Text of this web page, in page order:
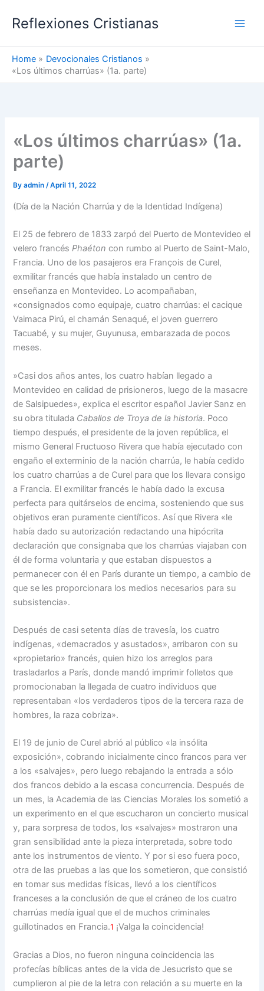
Reflexiones Cristianas
Home
Devocionales Cristianos
«Los últimos charrúas» (1a. parte)
«Los últimos charrúas» (1a.
parte)
Byadmin/April 11, 2022
(Día de la Nación Charrúa y de la Identidad Indígena)
El 25 de febrero de 1833 zarpó del Puerto de Montevideo el
velero francésPhaéton con rumbo al Puerto de Saint-Malo,
Francia. Uno de los pasajeros era François de Curel,
exmilitar francés que había instalado un centro de
enseñanza en Montevideo. Lo acompañaban,
«consignados como equipaje, cuatro charrúas: el cacique
Vaimaca Pirú, el chamán Senaqué, el joven guerrero
Tacuabé, y su mujer, Guyunusa, embarazada de pocos
meses.
»Casi dos años antes, los cuatro habían llegado a
Montevideo en calidad de prisioneros, luego de la masacre
de Salsipuedes», explica el escritor español Javier Sanz en
su obra titulada Caballos de Troya de la historia. Poco
tiempo después, el presidente de la joven república, el
mismo General Fructuoso Rivera que había ejecutado con
engaño el exterminio de la nación charrúa, le había cedido
los cuatro charrúas a de Curel para que los llevara consigo
a Francia. El exmilitar francés le había dado la excusa
perfecta para quitárselos de encima, sosteniendo que sus
objetivos eran puramente científicos. Así que Rivera «le
había dado su autorización redactando una hipócrita
declaración que consignaba que los charrúas viajaban con
él de forma voluntaria y que estaban dispuestos a
permanecer con él en París durante un tiempo, a cambio de
que se les proporcionara los medios necesarios para su
subsistencia».
Después de casi setenta días de travesía, los cuatro
indígenas, «demacrados y asustados», arribaron con su
«propietario» francés, quien hizo los arreglos para
trasladarlos a París, donde mandó imprimir folletos que
promocionaban la llegada de cuatro individuos que
representaban «los verdaderos tipos de la tercera raza de
hombres, la raza cobriza».
El 19 de junio de Curel abrió al público «la insólita
exposición», cobrando inicialmente cinco francos para ver
a los «salvajes», pero luego rebajando la entrada a sólo
dos francos debido a la escasa concurrencia. Después de
un mes, la Academia de las Ciencias Morales los sometió a
un experimento en el que escucharon un concierto musical
y, para sorpresa de todos, los «salvajes» mostraron una
gran sensibilidad ante la pieza interpretada, sobre todo
ante los instrumentos de viento. Y por si eso fuera poco,
otra de las pruebas a las que los sometieron, que consistió
en tomar sus medidas físicas, llevó a los científicos
franceses a la conclusión de que el cráneo de los cuatro
charrúas medía igual que el de muchos criminales
guillotinados en Francia.1 ¡Valga la coincidencia!
Gracias a Dios, no fueron ninguna coincidencia las
profecías bíblicas antes de la vida de Jesucristo que se
cumplieron al pie de la letra con relación a su muerte en la